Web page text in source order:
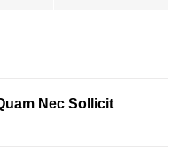
Nec Sollicit